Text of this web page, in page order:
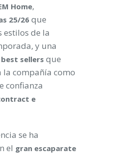
Home,
25/26 que
estilos de la
y una
best sellers que
la compañía como
confianza
e
se ha
el gran escaparate